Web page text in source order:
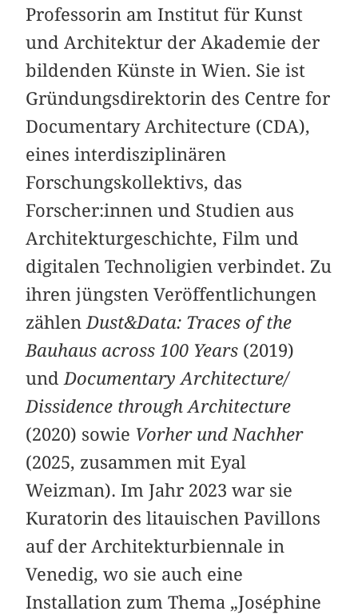
Professorin am Institut für Kunst
und Architektur der Akademie der
bildenden Künste in Wien. Sie ist
Gründungsdirektorin des Centre for
Documentary Architecture (CDA),
eines interdisziplinären
Forschungskollektivs, das
Forscher:innen und Studien aus
Architekturgeschichte, Film und
digitalen Technoligien verbindet. Zu
ihren jüngsten Veröffentlichungen
zählenDust&Data: Traces of the
Bauhaus across 100 Years (2019)
undDocumentary Architecture/
Dissidence through Architecture
(2020) sowie Vorher und Nachher
(2025, zusammen mit Eyal
Weizman). Im Jahr 2023 war sie
Kuratorin des litauischen Pavillons
auf der Architekturbiennale in
Venedig, wo sie auch eine
Installation zum Thema „Joséphine